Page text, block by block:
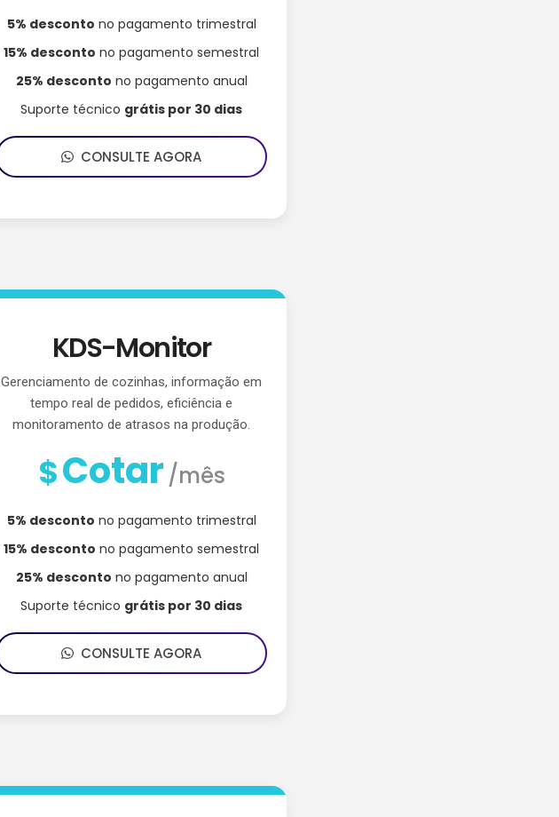
5% desconto no pagamento trimestral
15% desconto no pagamento semestral
25% desconto no pagamento anual
Suporte técnico grátis por 30 dias
CONSULTE AGORA
KDS-Monitor
Gerenciamento de cozinhas, informação em
tempo real de pedidos, eficiência e
monitoramento de atrasos na produção.
$Cotar /mês
5% desconto no pagamento trimestral
15% desconto no pagamento semestral
25% desconto no pagamento anual
Suporte técnico grátis por 30 dias
CONSULTE AGORA